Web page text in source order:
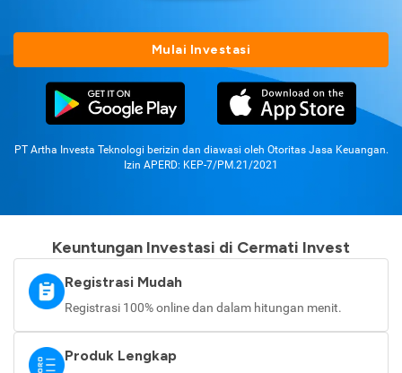
Mulai Investasi
PT Artha Investa Teknologi berizin dan diawasi oleh Otoritas Jasa Keuangan.
Izin APERD: KEP-7/PM.21/2021
Keuntungan Investasi di Cermati Invest
Registrasi Mudah
Registrasi 100% online dan dalam hitungan menit.
Produk Lengkap